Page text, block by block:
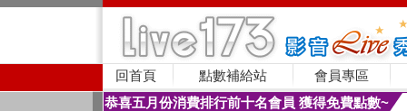
回首頁 點數補給站 會員專區
恭喜五月份消費排行前十名會員 獲得免費點數~